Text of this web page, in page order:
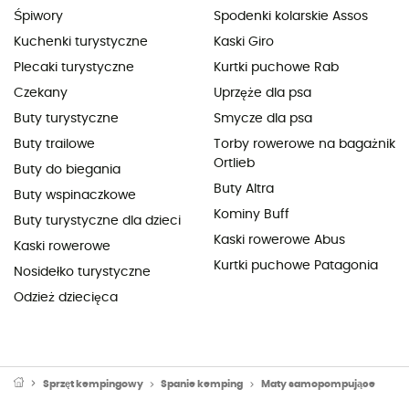
Śpiwory
Kuchenki turystyczne
Plecaki turystyczne
Czekany
Buty turystyczne
Buty trailowe
Buty do biegania
Buty wspinaczkowe
Buty turystyczne dla dzieci
Kaski rowerowe
Nosidełko turystyczne
Odzież dziecięca
Spodenki kolarskie Assos
Kaski Giro
Kurtki puchowe Rab
Uprzęże dla psa
Smycze dla psa
Torby rowerowe na bagażnik
Ortlieb
Buty Altra
Kominy Buff
Kaski rowerowe Abus
Kurtki puchowe Patagonia
Sprzęt kempingowy Spanie kemping Maty samopompujące